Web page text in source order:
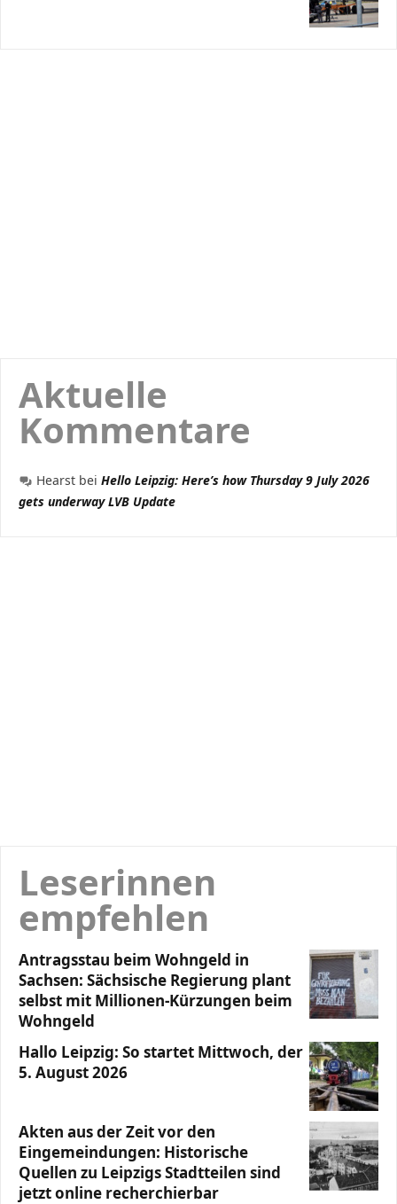
Aktuelle
Kommentare
Hearst bei Hello Leipzig: Here’s how Thursday 9 July 2026
gets underway LVB Update
Leserinnen
empfehlen
Antragsstau beim Wohngeld in
Sachsen: Sächsische Regierung plant
selbst mit Millionen-Kürzungen beim
Wohngeld
Hallo Leipzig: So startet Mittwoch, der
5. August 2026
Akten aus der Zeit vor den
Eingemeindungen: Historische
Quellen zu Leipzigs Stadtteilen sind
jetzt online recherchierbar